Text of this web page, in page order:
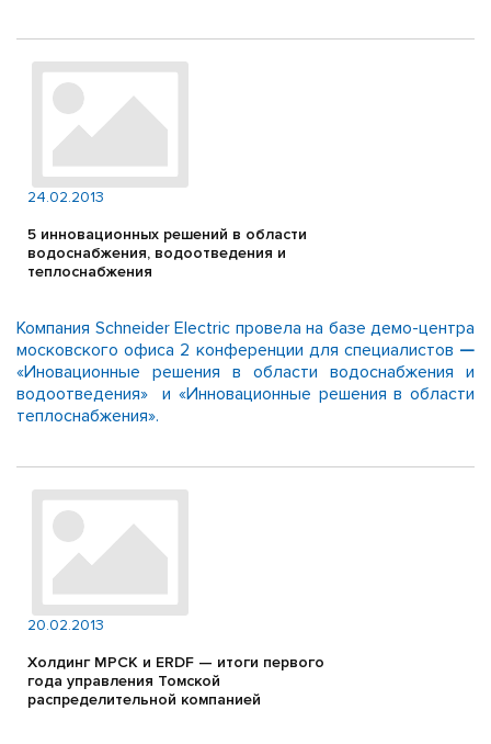
24.02.2013
5 инновационных решений в области
водоснабжения, водоотведения и
теплоснабжения
Компания Schneider Electric провела на базе демо-центра
московского офиса 2 конференции для специалистов —
«Иновационные решения в области водоснабжения и
водоотведения» и «Инновационные решения в области
теплоснабжения».
20.02.2013
Холдинг МРСК и ERDF — итоги первого
года управления Томской
распределительной компанией